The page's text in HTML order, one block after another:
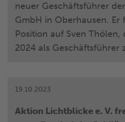
Top-Acts sowie viele
über Betroffene und
die sich für diese in Not
Jugendliche in NRW
neuer Geschäftsführer
GmbH in Oberhausen. Er
Position auf Sven Thölen,
2024 als Geschäftsführer
19.10.2023
Aktion Lichtblicke e. V.